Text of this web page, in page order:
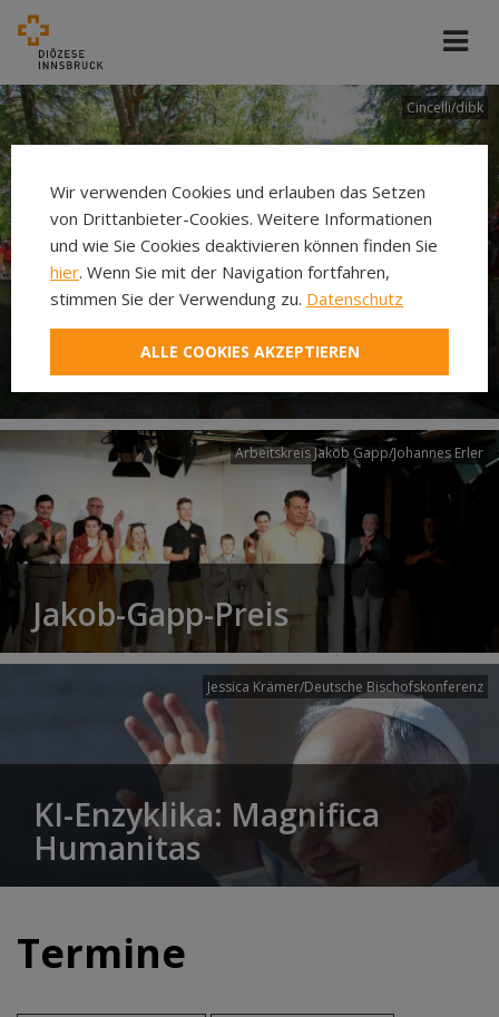
Cincelli/dibk
Neuer Pilgerweg Via
Laudato si’
Arbeitskreis Jakob Gapp/Johannes Erler
Jakob-Gapp-Preis
Jessica Krämer/Deutsche Bischofskonferenz
KI-Enzyklika: Magnifica
Humanitas
Termine
Wir verwenden Cookies und erlauben das Setzen
von Drittanbieter-Cookies. Weitere Informationen
und wie Sie Cookies deaktivieren können finden Sie
hier. Wenn Sie mit der Navigation fortfahren,
stimmen Sie der Verwendung zu. Datenschutz
ALLE COOKIES AKZEPTIEREN